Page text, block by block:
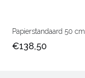
Papierstandaard 50 cm
€138,50